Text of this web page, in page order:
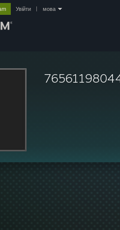
Увійти мова